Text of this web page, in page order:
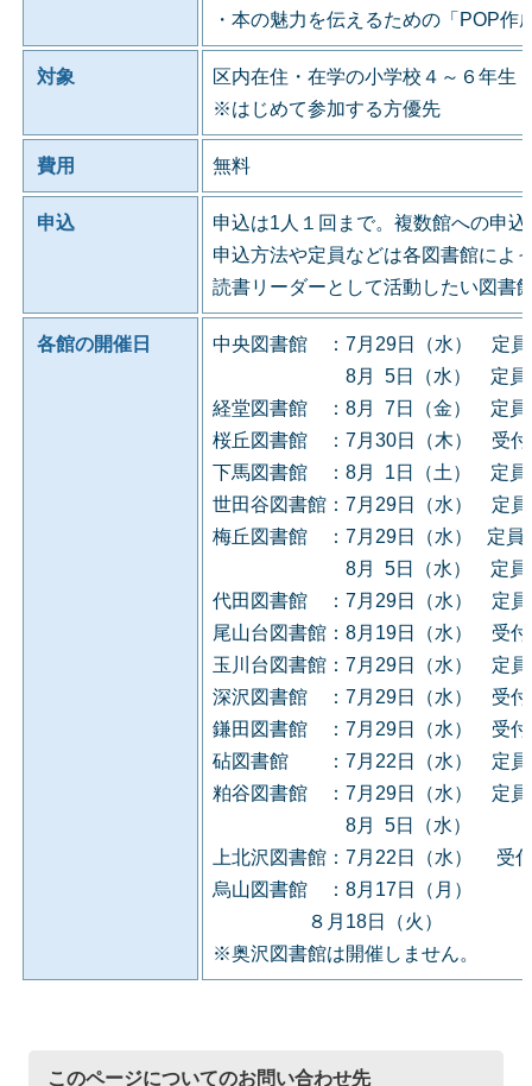
・本の魅力を伝えるための「POP
対象
区内在住・在学の小学校４～６年生
※はじめて参加する方優先
費用 無料
申込
申込は1人１回まで。複数館への申
申込方法や定員などは各図書館によ
読書リーダーとして活動したい図書
各館の開催日
中央図書館 ：7月29日（水） 定員
8月 5日（水） 定員に達
経堂図書館 ：8月 7日（金） 定員
桜丘図書館 ：7月30日（木） 受付
下馬図書館 ：8月 1日（土） 定員
世田谷図書館：7月29日（水） 定員
梅丘図書館 ：7月29日（水） 定員
8月 5日（水） 定員に達
代田図書館 ：7月29日（水） 定員
尾山台図書館：8月19日（水） 受
玉川台図書館：7月29日（水） 定員
深沢図書館 ：7月29日（水） 受付
鎌田図書館 ：7月29日（水） 受付
砧図書館 ：7月22日（水） 定員
粕谷図書館 ：7月29日（水） 定員
8月 5日（水）
上北沢図書館：7月22日（水） 受
烏山図書館 ：8月17日（月）
８月18日（火）
※奥沢図書館は開催しません。
このページについてのお問い合わせ先